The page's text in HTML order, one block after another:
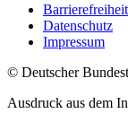
Barrierefreiheit
Datenschutz
Impressum
© Deutscher
Ausdruck aus dem